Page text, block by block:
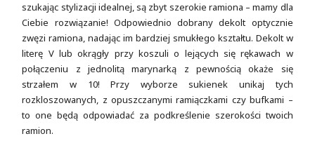
szukając stylizacji idealnej, są zbyt szerokie ramiona – mamy dla
Ciebie rozwiązanie! Odpowiednio dobrany dekolt optycznie
zwęzi ramiona, nadając im bardziej smukłego kształtu. Dekolt w
literę V lub okrągły przy koszuli o lejących się rękawach w
połączeniu z jednolitą marynarką z pewnością okaże się
strzałem w 10! Przy wyborze sukienek unikaj tych
rozkloszowanych, z opuszczanymi ramiączkami czy bufkami –
to one będą odpowiadać za podkreślenie szerokości twoich
ramion.